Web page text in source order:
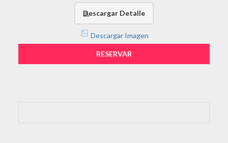
Descargar Detalle
Descargar Imagen
RESERVAR